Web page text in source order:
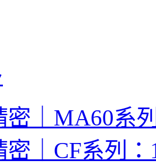
密｜MA60系
密｜CF系列：